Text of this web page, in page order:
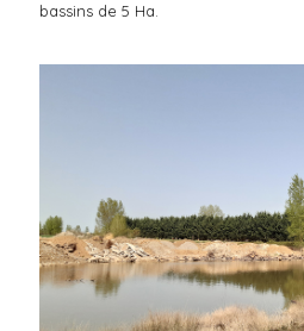
bassins de 5 Ha.